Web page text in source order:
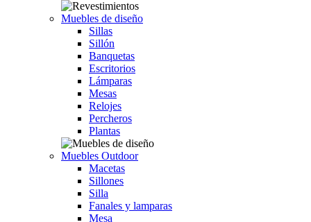
Muebles de diseño
Sillas
Sillón
Banquetas
Escritorios
Lámparas
Mesas
Relojes
Percheros
Plantas
Muebles Outdoor
Macetas
Sillones
Silla
Fanales y lamparas
Mesa